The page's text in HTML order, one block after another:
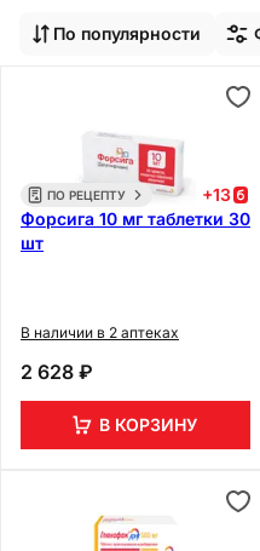
По популярности
ПО РЕЦЕПТУ +13
Форсига 10 мг таблетки 30
шт
В наличии в 2 аптеках
2 628 ₽
В КОРЗИНУ